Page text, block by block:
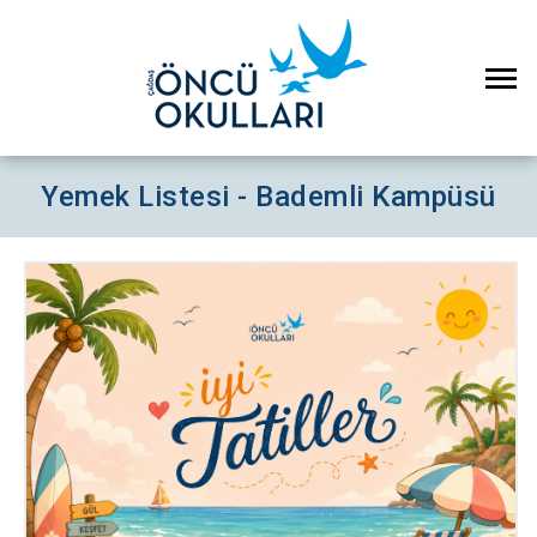
Yemek Listesi - Bademli Kampüsü
Çerez Ayarları Gizlilik Tercihleri ×